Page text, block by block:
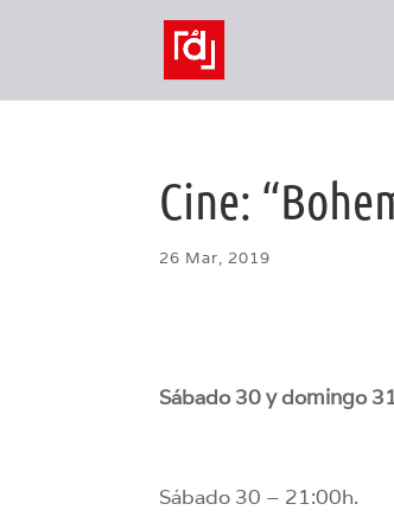
Cine:
26 Mar, 2019
Sábado 30 y domingo
Sábado 30 – 21:00h.